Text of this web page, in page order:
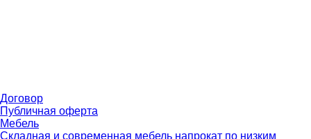
Договор
Публичная оферта
Мебель
Складная и современная мебель напрокат по низким